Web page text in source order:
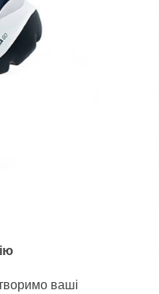
ваші